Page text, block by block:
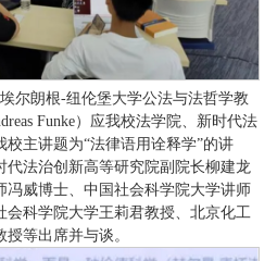
尔朗根-纽伦堡大学公法与法哲学教
Funke）应我校法学院、新时代法
主讲题为“法律语用诠释学”的讲
代法治创新高等研究院副院长柳建龙
冯威博士、中国社会科学院大学讲师
会科学院大学王莉君教授、北京化工
等出席并与谈。